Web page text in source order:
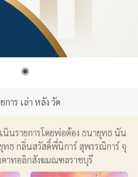
การ เล่า หลัง วัด
เนินรายการโดยพ่อต้อง ธนายุทธ นัน
ธ กลิ่นสวัสดิ์พี่นิการ์ สุพรรณิการ์ จุ
คาทอลิกสังฆมณฑลราชบุรี